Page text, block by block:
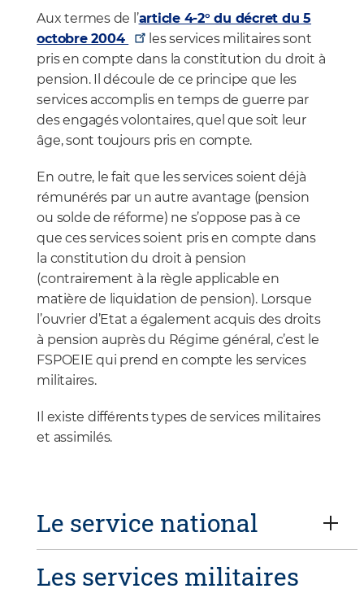
Aux termes de l’article 4-2° du décret du 5
octobre 2004
les services militaires sont
pris en compte dans la constitution du droit à
pension. Il découle de ce principe que les
services accomplis en temps de guerre par
des engagés volontaires, quel que soit leur
âge, sont toujours pris en compte.
En outre, le fait que les services soient déjà
rémunérés par un autre avantage (pension
ou solde de réforme) ne s’oppose pas à ce
que ces services soient pris en compte dans
la constitution du droit à pension
(contrairement à la règle applicable en
matière de liquidation de pension). Lorsque
l’ouvrier d’Etat a également acquis des droits
à pension auprès du Régime général, c’est le
FSPOEIE qui prend en compte les services
militaires.
Il existe différents types de services militaires
et assimilés.
Le service national
Les services militaires